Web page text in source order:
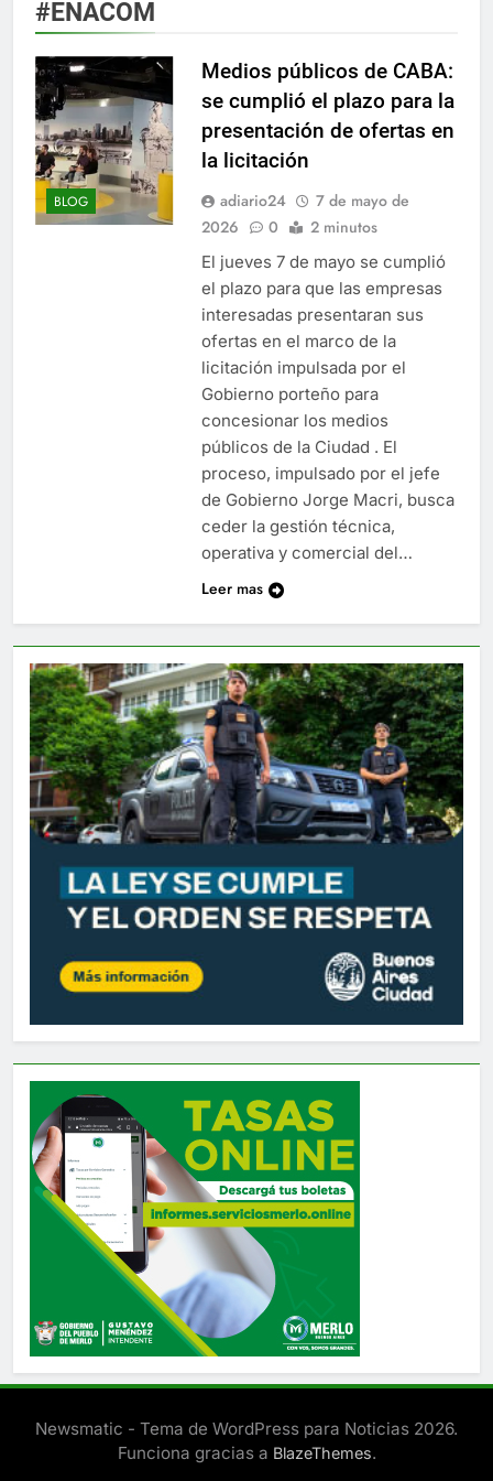
#ENACOM
BLOG
Medios públicos de CABA:
se cumplió el plazo para la
presentación de ofertas en
la licitación
adiario24
7 de mayo de
2026
0 2 minutos
El jueves 7 de mayo se cumplió
el plazo para que las empresas
interesadas presentaran sus
ofertas en el marco de la
licitación impulsada por el
Gobierno porteño para
concesionar los medios
públicos de la Ciudad . El
proceso, impulsado por el jefe
de Gobierno Jorge Macri, busca
ceder la gestión técnica,
operativa y comercial del…
Leer mas
Newsmatic - Tema de WordPress para Noticias 2026.
Funciona gracias a BlazeThemes.